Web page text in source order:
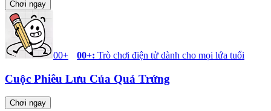
Chơi ngay
00+ 00+: Trò chơi điện tử dành cho mọi lứa tuổi
Cuộc Phiêu Lưu Của Quả Trứng
Chơi ngay